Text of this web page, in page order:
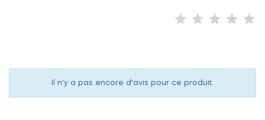
Il n'y a pas encore d'avis pour ce produit.